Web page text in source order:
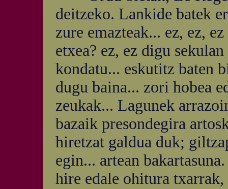
deitzeko. Lankide batek
zure emazteak... ez, ez,
etxea? ez, ez digu
kondatu... eskutitz baten
dugu baina... zori hobea
zeukak... Lagunek
bazaik presondegira
hiretzat galdua duk;
egin... artean
hire edale ohitura